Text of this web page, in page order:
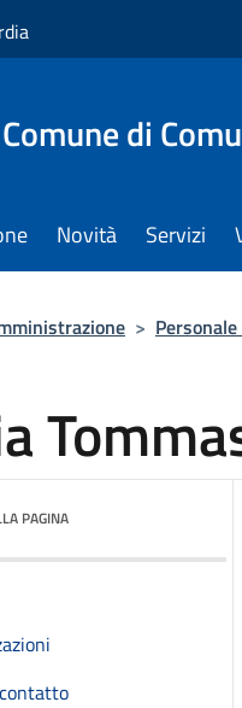
Comune di
Novità Servizi
>
PAGINA